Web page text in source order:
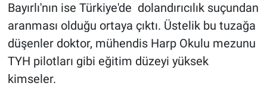
Bayırlı'nın ise Türkiye'de dolandırıcılık suçundan
aranması olduğu ortaya çıktı. Üstelik bu tuzağa
düşenler doktor, mühendis Harp Okulu mezunu
TYH pilotları gibi eğitim düzeyi yüksek
kimseler.
Popüler
Programlar